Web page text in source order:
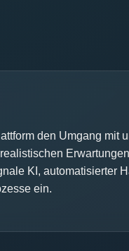
den Umgang mit
KI, automatisierter
ein.